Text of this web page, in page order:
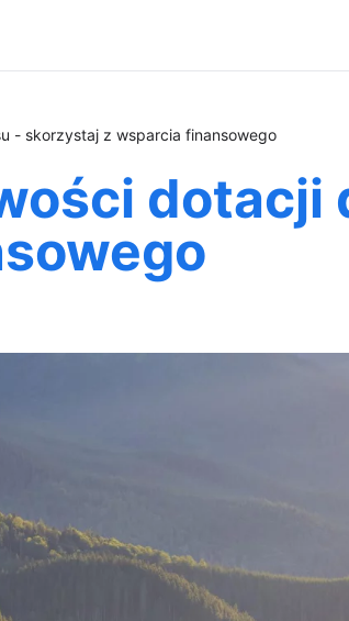
- skorzystaj z wsparcia finansowego